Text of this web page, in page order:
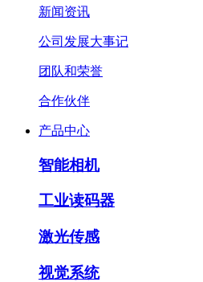
新闻资讯
公司发展大事记
团队和荣誉
合作伙伴
产品中心
智能相机
工业读码器
激光传感
视觉系统